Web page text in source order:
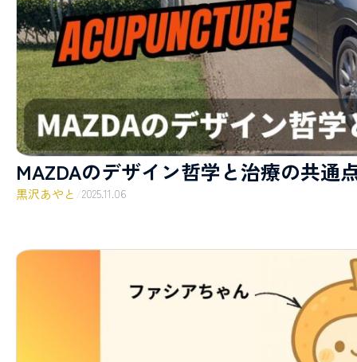
MAZDAのデザイン哲学と治療の共通
黒沢あやと 2025.11.06